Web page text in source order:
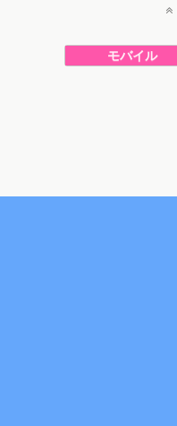
モバイル